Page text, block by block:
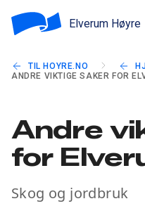
Elverum Høyre
TIL HOYRE.NO
ANDRE VIKTIGE SAKER FOR
Andre
for
Skog og jordbruk